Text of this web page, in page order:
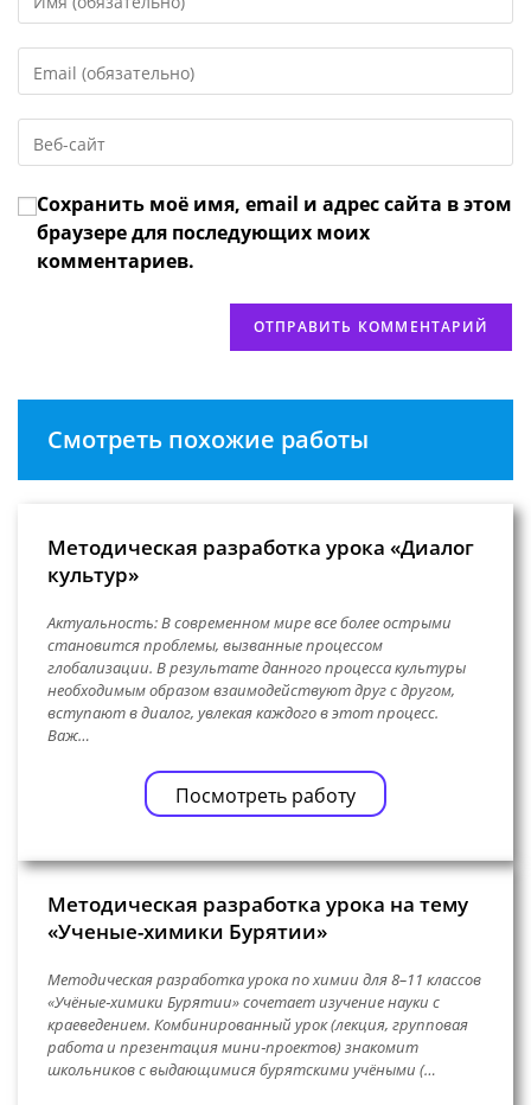
свое
или
имя
чтобы
прокомментировать
свой
адрес,
чтобы
URL
веб-
сайта
(необязательно)
Сохранить моё имя, email и адрес сайта в этом
браузере для последующих моих
комментариев.
Смотреть похожие работы
Методическая разработка урока «Диалог
культур»
Актуальность: В современном мире все более острыми
становится проблемы, вызванные процессом
глобализации. В результате данного процесса культуры
необходимым образом взаимодействуют друг с другом,
вступают в диалог, увлекая каждого в этот процесс.
Важ…
Посмотреть работу
Методическая разработка урока на тему
«Ученые-химики Бурятии»
Методическая разработка урока по химии для 8–11 классов
«Учёные‑химики Бурятии» сочетает изучение науки с
краеведением. Комбинированный урок (лекция, групповая
работа и презентация мини‑проектов) знакомит
школьников с выдающимися бурятскими учёными (…